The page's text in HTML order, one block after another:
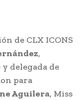
de CLX ICONS
,
delegada de
para
Aguilera, Miss